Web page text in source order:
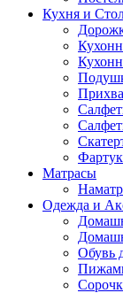
Кухня и
Матрасы
Одежда и
Обувь